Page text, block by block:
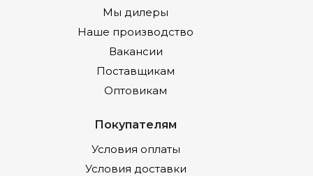
Мы дилеры
Наше производство
Вакансии
Поставщикам
Оптовикам
Покупателям
Условия оплаты
Условия доставки